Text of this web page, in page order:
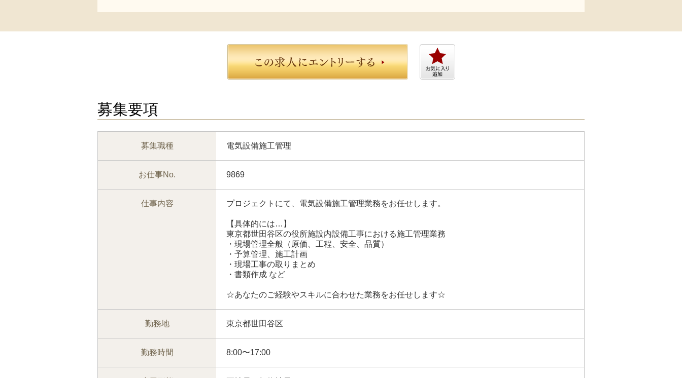
募集要項
募集職種 電気設備施工管理
お仕事No. 9869
仕事内容 プロジェクトにて、電気設備施工管理業務をお任せします。
【具体的には…】
東京都世田谷区の役所施設内設備工事における施工管理業務
・現場管理全般（原価、工程、安全、品質）
・予算管理、施工計画
・現場工事の取りまとめ
・書類作成 など
☆あなたのご経験やスキルに合わせた業務をお任せします☆
勤務地 東京都世田谷区
勤務時間 8:00〜17:00